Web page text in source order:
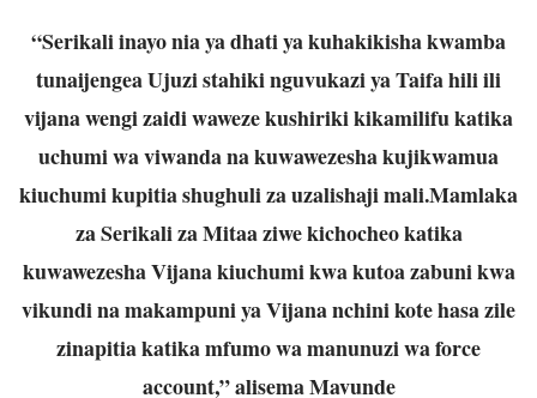
“Serikali inayo nia ya dhati ya kuhakikisha kwamba
tunaijengea Ujuzi stahiki nguvukazi ya Taifa hili ili
vijana wengi zaidi waweze kushiriki kikamilifu katika
uchumi wa viwanda na kuwawezesha kujikwamua
kiuchumi kupitia shughuli za uzalishaji mali.Mamlaka
za Serikali za Mitaa ziwe kichocheo katika
kuwawezesha Vijana kiuchumi kwa kutoa zabuni kwa
vikundi na makampuni ya Vijana nchini kote hasa zile
zinapitia katika mfumo wa manunuzi wa force
account,” alisema Mavunde